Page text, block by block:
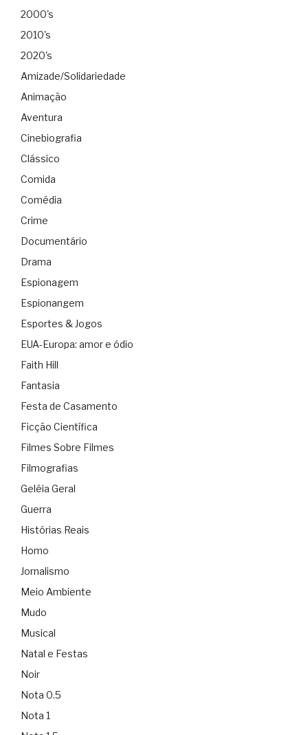
2000's
2010's
2020's
Amizade/Solidariedade
Animação
Aventura
Cinebiografia
Clássico
Comida
Comédia
Crime
Documentário
Drama
Espionagem
Espionangem
Esportes & Jogos
EUA-Europa: amor e ódio
Faith Hill
Fantasia
Festa de Casamento
Ficção Científica
Filmes Sobre Filmes
Filmografias
Geléia Geral
Guerra
Histórias Reais
Homo
Jornalismo
Meio Ambiente
Mudo
Musical
Natal e Festas
Noir
Nota 0.5
Nota 1